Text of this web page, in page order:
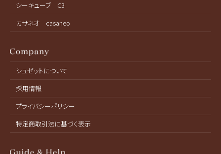
シーキューブ C3
カサネオ casaneo
シュゼットについて
採用情報
プライバシーポリシー
特定商取引法に基づく表示